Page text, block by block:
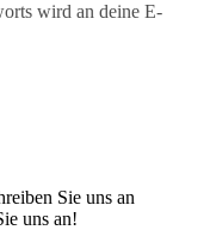
wird an deine E-
Sie uns an
uns an!